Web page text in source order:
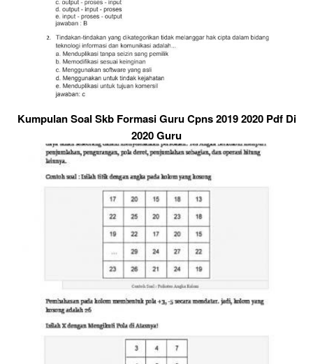
Kumpulan Soal Skb Formasi Guru Cpns 2019 2020 Pdf Di
2020 Guru